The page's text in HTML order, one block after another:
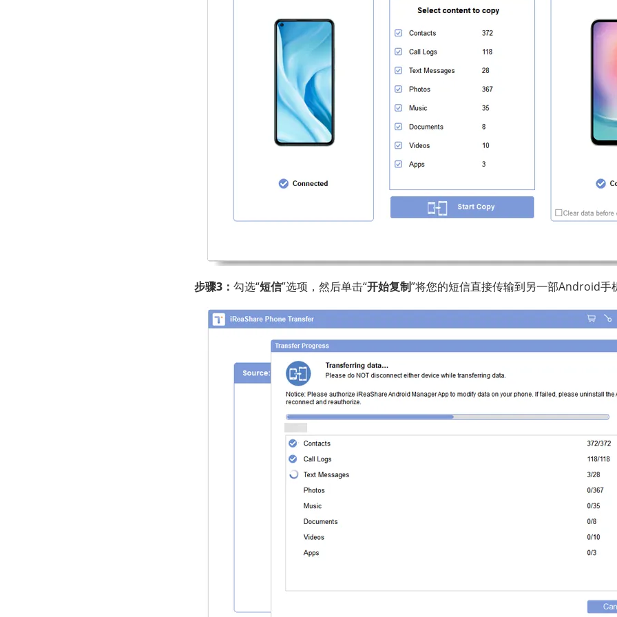
步骤3： 勾选“短信”选项，然后单击“开始复制”将您的短信直接传输到另一部Android手